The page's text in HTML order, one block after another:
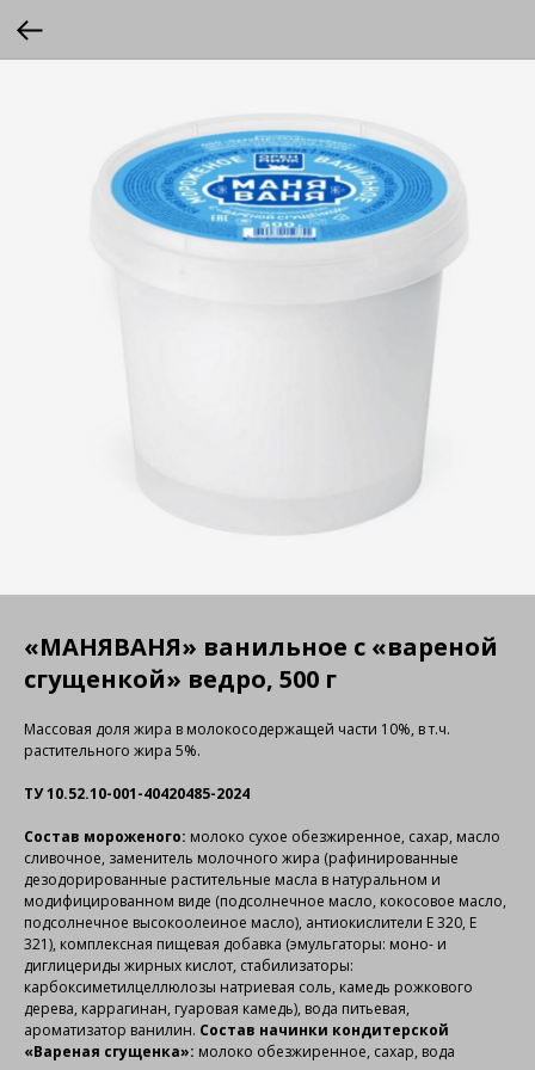
«МАНЯВАНЯ» ванильное с «вареной
сгущенкой» ведро, 500 г
Массовая доля жира в молокосодержащей части 10%, в т.ч.
растительного жира 5%.
ТУ 10.52.10-001-40420485-2024
Состав мороженого: молоко сухое обезжиренное, сахар, масло
сливочное, заменитель молочного жира (рафинированные
дезодорированные растительные масла в натуральном и
модифицированном виде (подсолнечное масло, кокосовое масло,
подсолнечное высокоолеиное масло), антиокислители Е 320, Е
321), комплексная пищевая добавка (эмульгаторы: моно- и
диглицериды жирных кислот, стабилизаторы:
карбоксиметилцеллюлозы натриевая соль, камедь рожкового
дерева, каррагинан, гуаровая камедь), вода питьевая,
ароматизатор ванилин. Состав начинки кондитерской
«Вареная сгущенка»: молоко обезжиренное, сахар, вода